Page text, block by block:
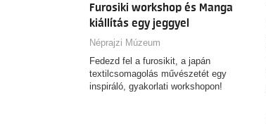
Furosiki workshop és Manga
kiállítás egy jeggyel
Néprajzi Múzeum
Fedezd fel a furosikit, a japán
textilcsomagolás művészetét egy
inspiráló, gyakorlati workshopon!